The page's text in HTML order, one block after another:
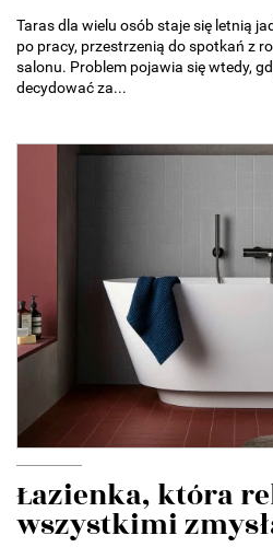
Taras dla wielu osób staje się letnią
po pracy, przestrzenią do spotkań z
salonu. Problem pojawia się wtedy,
decydować za...
Łazienka, która
wszystkimi